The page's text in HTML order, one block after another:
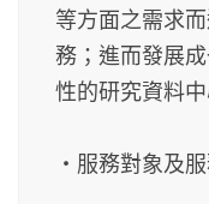
等方面之需求
務；進而發展
性的研究資料中
‧服務對象及